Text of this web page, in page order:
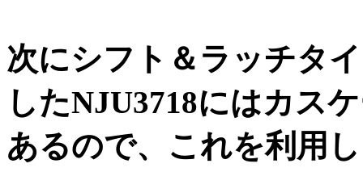
次にシフト＆ラッチタ
したNJU3718にはカス
あるので、これを利用